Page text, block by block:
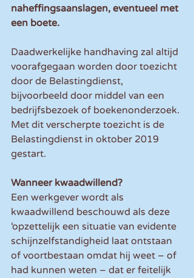
naheffingsaanslagen, eventueel met
een boete.
Daadwerkelijke handhaving zal altijd
voorafgegaan worden door toezicht
door de Belastingdienst,
bijvoorbeeld door middel van een
bedrijfsbezoek of boekenonderzoek.
Met dit verscherpte toezicht is de
Belastingdienst in oktober 2019
gestart.
Wanneer kwaadwillend?
Een werkgever wordt als
kwaadwillend beschouwd als deze
‘opzettelijk een situatie van evidente
schijnzelfstandigheid laat ontstaan
of voortbestaan omdat hij weet – of
had kunnen weten – dat er feitelijk